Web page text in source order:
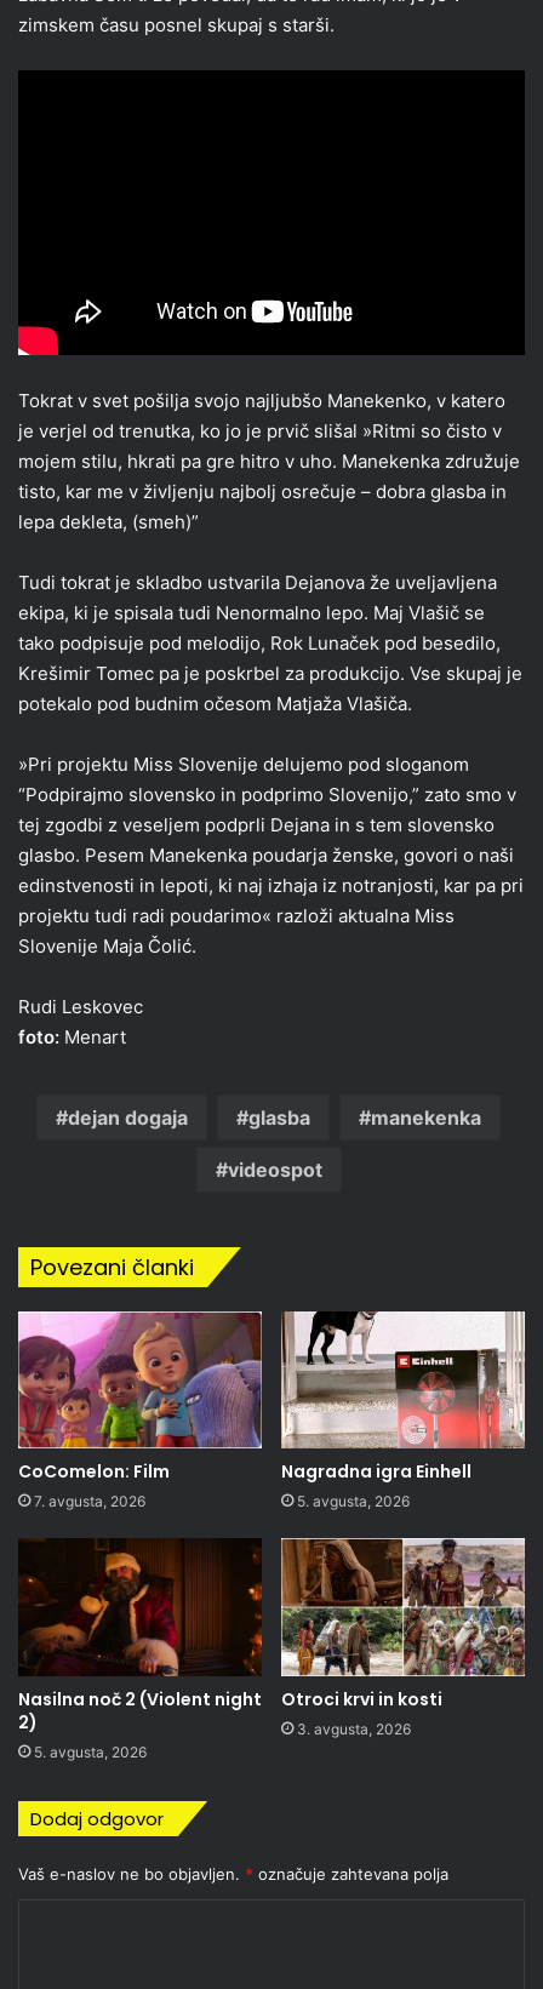
zimskem času posnel skupaj s starši.
Tokrat v svet pošilja svojo najljubšo Manekenko, v katero
je verjel od trenutka, ko jo je prvič slišal »Ritmi so čisto v
mojem stilu, hkrati pa gre hitro v uho. Manekenka združuje
tisto, kar me v življenju najbolj osrečuje – dobra glasba in
lepa dekleta, (smeh)”
Tudi tokrat je skladbo ustvarila Dejanova že uveljavljena
ekipa, ki je spisala tudi Nenormalno lepo. Maj Vlašič se
tako podpisuje pod melodijo, Rok Lunaček pod besedilo,
Krešimir Tomec pa je poskrbel za produkcijo. Vse skupaj je
potekalo pod budnim očesom Matjaža Vlašiča.
»Pri projektu Miss Slovenije delujemo pod sloganom
“Podpirajmo slovensko in podprimo Slovenijo,” zato smo v
tej zgodbi z veseljem podprli Dejana in s tem slovensko
glasbo. Pesem Manekenka poudarja ženske, govori o naši
edinstvenosti in lepoti, ki naj izhaja iz notranjosti, kar pa pri
projektu tudi radi poudarimo« razloži aktualna Miss
Slovenije Maja Čolić.
Rudi Leskovec
foto: Menart
dejan dogaja glasba manekenka
videospot
Povezani članki
CoComelon: Film
7. avgusta, 2026
Nagradna igra Einhell
5. avgusta, 2026
Nasilna noč 2 (Violent night
2)
5. avgusta, 2026
Otroci krvi in kosti
3. avgusta, 2026
Dodaj odgovor
Vaš e-naslov ne bo objavljen. * označuje zahtevana polja